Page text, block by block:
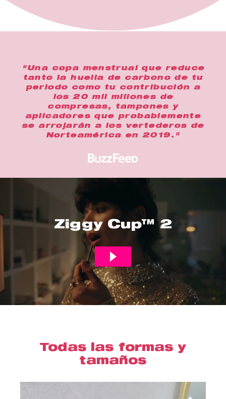
"Una copa menstrual que reduce
tanto la huella de carbono de tu
periodo como tu contribución a
los 20 mil millones de
compresas, tampones y
aplicadores que probablemente
se arrojarán a los vertederos de
Norteamérica en 2019."
Ziggy Cup™ 2
Todas las formas y
tamaños